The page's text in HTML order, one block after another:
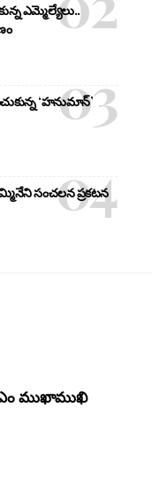
ఎమ్మెల్యేలు..
‘హనుమాన్’
సంచలన ప్రకటన
ముఖాముఖి